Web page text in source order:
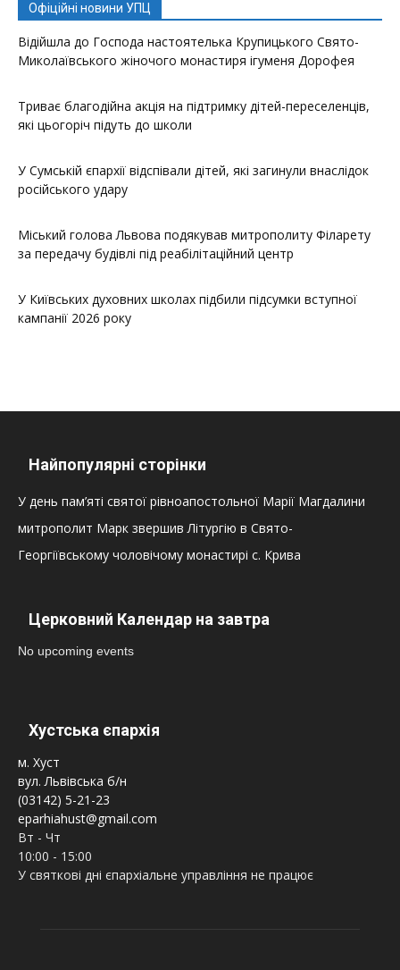
Офіційні новини УПЦ
Відійшла до Господа настоятелька Крупицького Свято-
Миколаївського жіночого монастиря ігуменя Дорофея
Триває благодійна акція на підтримку дітей-переселенців,
які цьогоріч підуть до школи
У Сумській єпархії відспівали дітей, які загинули внаслідок
російського удару
Міський голова Львова подякував митрополиту Філарету
за передачу будівлі під реабілітаційний центр
У Київських духовних школах підбили підсумки вступної
кампанії 2026 року
Найпопулярні сторінки
У день пам’яті святої рівноапостольної Марії Магдалини
митрополит Марк звершив Літургію в Свято-
Георгіївському чоловічому монастирі с. Крива
Церковний Календар на завтра
No upcoming events
Хустська єпархія
м. Хуст
вул. Львівська б/н
(03142) 5-21-23
eparhiahust@gmail.com
Вт - Чт
10:00 - 15:00
У святкові дні єпархіальне управління не працює